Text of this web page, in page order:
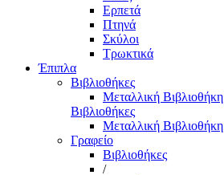
Ερπετά
Πτηνά
Σκύλοι
Τρωκτικά
Έπιπλα
Βιβλιοθήκες
Μεταλλική Βιβλιοθήκη
Βιβλιοθήκες
Μεταλλική Βιβλιοθήκη
Γραφείο
Βιβλιοθήκες
/